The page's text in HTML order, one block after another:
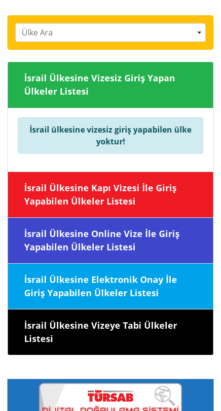
Ülke Ara
İsrail Ülkesine Vizesiz Giriş Yapan
Ülkeler Listesi
İsrail ülkesine vizesiz giriş yapabilen ülke
yoktur!
İsrail Ülkesine Kapı Vizesi İle Giriş
Yapabilen Ülkeler Listesi
İsrail Ülkesine Online Vize İle Giriş
Yapabilen Ülkeler Listesi
İsrail Ülkesine Elektronik Onay İle
Giriş Yapabilen Ülkeler Listesi
İsrail Ülkesine Vizeye Tabi Ülkeler
Listesi